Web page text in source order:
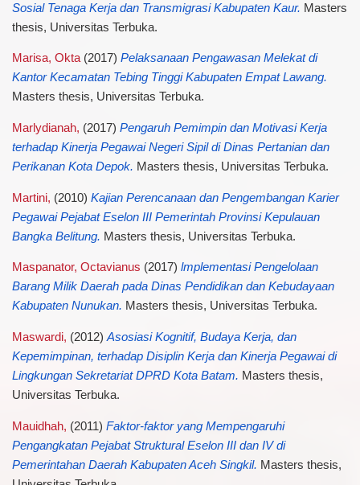
Sosial Tenaga Kerja dan Transmigrasi Kabupaten Kaur. Masters
thesis, Universitas Terbuka.
Marisa, Okta(2017) Pelaksanaan Pengawasan Melekat di
Kantor Kecamatan Tebing Tinggi Kabupaten Empat Lawang.
Masters thesis, Universitas Terbuka.
Marlydianah, (2017) Pengaruh Pemimpin dan Motivasi Kerja
terhadap Kinerja Pegawai Negeri Sipil di Dinas Pertanian dan
Perikanan Kota Depok. Masters thesis, Universitas Terbuka.
Martini, (2010) Kajian Perencanaan dan Pengembangan Karier
Pegawai Pejabat Eselon III Pemerintah Provinsi Kepulauan
Bangka Belitung. Masters thesis, Universitas Terbuka.
Maspanator, Octavianus (2017) lmplementasi Pengelolaan
Barang Milik Daerah pada Dinas Pendidikan dan Kebudayaan
Kabupaten Nunukan. Masters thesis, Universitas Terbuka.
Maswardi, (2012) Asosiasi Kognitif, Budaya Kerja, dan
Kepemimpinan, terhadap Disiplin Kerja dan Kinerja Pegawai di
Lingkungan Sekretariat DPRD Kota Batam. Masters thesis,
Universitas Terbuka.
Mauidhah, (2011) Faktor-faktor yang Mempengaruhi
Pengangkatan Pejabat Struktural Eselon III dan IV di
Pemerintahan Daerah Kabupaten Aceh Singkil. Masters thesis,